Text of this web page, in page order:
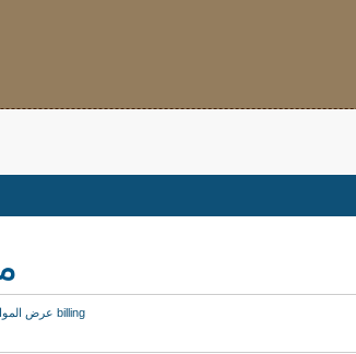
عرض المواد المحددة billing